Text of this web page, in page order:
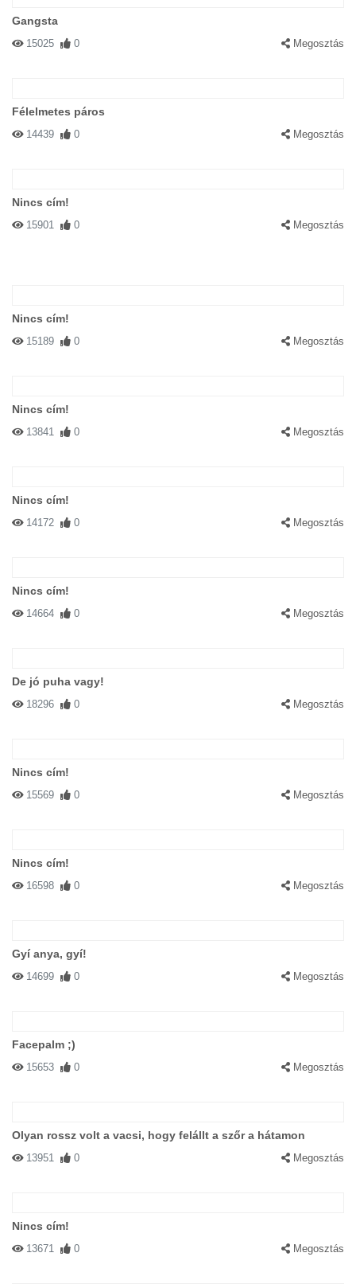
Gangsta
15025 0 Megosztás
Félelmetes páros
14439 0 Megosztás
Nincs cím!
15901 0 Megosztás
Nincs cím!
15189 0 Megosztás
Nincs cím!
13841 0 Megosztás
Nincs cím!
14172 0 Megosztás
Nincs cím!
14664 0 Megosztás
De jó puha vagy!
18296 0 Megosztás
Nincs cím!
15569 0 Megosztás
Nincs cím!
16598 0 Megosztás
Gyí anya, gyí!
14699 0 Megosztás
Facepalm ;)
15653 0 Megosztás
Olyan rossz volt a vacsi, hogy felállt a szőr a hátamon
13951 0 Megosztás
Nincs cím!
13671 0 Megosztás